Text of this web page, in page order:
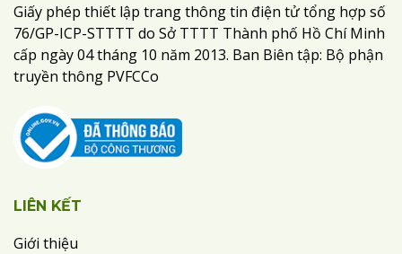
Giấy phép thiết lập trang thông tin điện tử tổng hợp số
76/GP-ICP-STTTT do Sở TTTT Thành phố Hồ Chí Minh
cấp ngày 04 tháng 10 năm 2013. Ban Biên tập: Bộ phận
truyền thông PVFCCo
LIÊN KẾT
Giới thiệu